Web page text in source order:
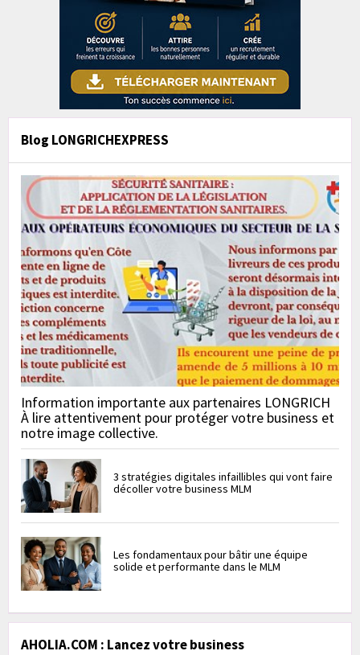
Blog LONGRICHEXPRESS
Information importante aux partenaires LONGRICH
À lire attentivement pour protéger votre business et
notre image collective.
3 stratégies digitales infaillibles qui vont faire
décoller votre business MLM
Les fondamentaux pour bâtir une équipe
solide et performante dans le MLM
AHOLIA.COM : Lancez votre business